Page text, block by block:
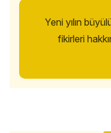
Yeni yılın
fikirleri